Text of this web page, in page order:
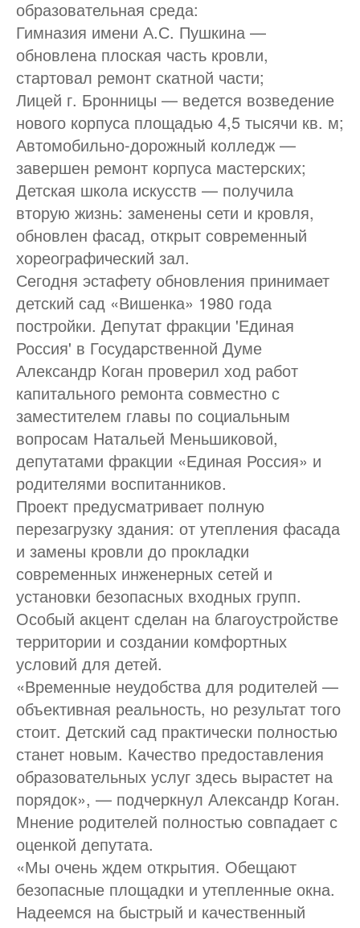
образовательная среда:
Гимназия имени А.С. Пушкина —
обновлена плоская часть кровли,
стартовал ремонт скатной части;
Лицей г. Бронницы — ведется возведение
нового корпуса площадью 4,5 тысячи кв. м;
Автомобильно-дорожный колледж —
завершен ремонт корпуса мастерских;
Детская школа искусств — получила
вторую жизнь: заменены сети и кровля,
обновлен фасад, открыт современный
хореографический зал.
Сегодня эстафету обновления принимает
детский сад «Вишенка» 1980 года
постройки. Депутат фракции 'Единая
Россия' в Государственной Думе
Александр Коган проверил ход работ
капитального ремонта совместно с
заместителем главы по социальным
вопросам Натальей Меньшиковой,
депутатами фракции «Единая Россия» и
родителями воспитанников.
Проект предусматривает полную
перезагрузку здания: от утепления фасада
и замены кровли до прокладки
современных инженерных сетей и
установки безопасных входных групп.
Особый акцент сделан на благоустройстве
территории и создании комфортных
условий для детей.
«Временные неудобства для родителей —
объективная реальность, но результат того
стоит. Детский сад практически полностью
станет новым. Качество предоставления
образовательных услуг здесь вырастет на
порядок», — подчеркнул Александр Коган.
Мнение родителей полностью совпадает с
оценкой депутата.
«Мы очень ждем открытия. Обещают
безопасные площадки и утепленные окна.
Надеемся на быстрый и качественный